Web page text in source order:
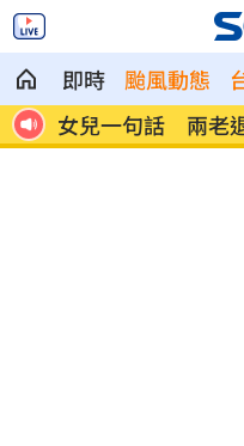
即時 颱風動態
女兒一句話 兩老